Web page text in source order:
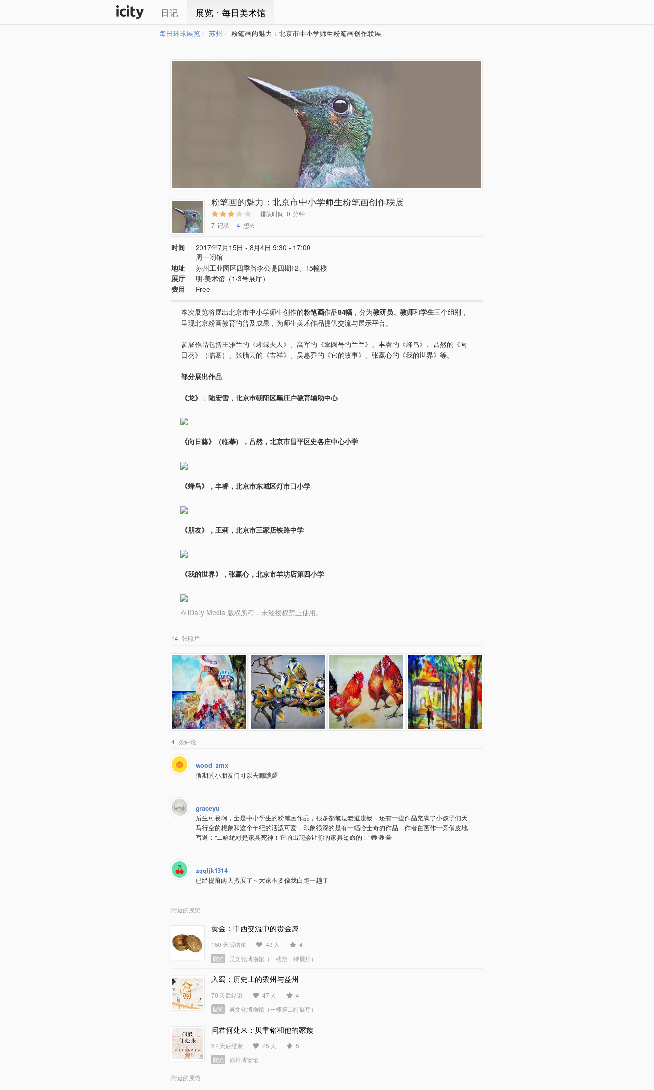
日记 展览ㆍ每日美术馆
每日环球展览 苏州 粉笔画的魅力：北京市中小学师生粉笔画创作联展
粉笔画的魅力：北京市中小学师生粉笔画创作联展
排队时间 0 分钟
7 记录 4 想去
时间
2017年7月15日 - 8月4日 9:30 - 17:00
周一闭馆
地址
苏州工业园区四季路李公堤四期12、15幢楼
展厅
明·美术馆（1-3号展厅）
费用
Free
本次展览将展出北京市中小学师生创作的粉笔画作品84幅 ，分为教研员、教师和学生三个组别，
呈现北京粉画教育的普及成果，为师生美术作品提供交流与展示平台。
参展作品包括王雅兰的《蝴蝶夫人》、高军的《拿圆号的兰兰》、丰睿的《蜂鸟》、吕然的《向
日葵》（临摹）、张腊云的《吉祥》、吴惠乔的《它的故事》、张赢心的《我的世界》等。
部分展出作品
《龙》，陆宏雪，北京市朝阳区黑庄户教育辅助中心
《向日葵》（临摹），吕然，北京市昌平区史各庄中心小学
《蜂鸟》，丰睿，北京市东城区灯市口小学
《朋友》，王莉，北京市三家店铁路中学
《我的世界》，张赢心，北京市羊坊店第四小学
© iDaily Media 版权所有，未经授权禁止使用。
14 张照片
4 条评论
wood_zmx
假期的小朋友们可以去瞧瞧🌈
graceyu
后生可畏啊，全是中小学生的粉笔画作品，很多都笔法老道流畅，还有一些作品充满了小孩子们天
马行空的想象和这个年纪的活泼可爱，印象很深的是有一幅哈士奇的作品，作者在画作一旁俏皮地
写道：“二哈绝对是家具死神！它的出现会让你的家具短命的！”😂😂😂
zqqljk1314
已经提前两天撤展了～大家不要像我白跑一趟了
附近的展览
黄金：中西交流中的贵金属
150 天后结束 43 人
4
展览
吴文化博物馆（一楼第一特展厅）
入蜀：历史上的梁州与益州
70 天后结束 47 人
4
展览
吴文化博物馆（一楼第二特展厅）
问君何处来：贝聿铭和他的家族
67 天后结束 25 人
5
展览
苏州博物馆
附近的展馆